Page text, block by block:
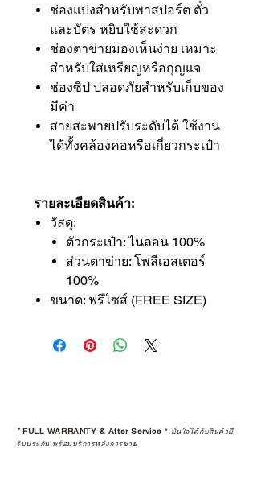
ช่องแบ่งสำหรับพาสปอร์ต ตั๋ว
และบัตร หยิบใช้สะดวก
ช่องตาข่ายมองเห็นง่าย เหมาะ
สำหรับใส่เหรียญหรือกุญแจ
ช่องซิป ปลอดภัยสำหรับเก็บของ
มีค่า
สายสะพายปรับระดับได้ ใช้งาน
ได้ทั้งคล้องคอหรือเกี่ยวกระเป๋า
รายละเอียดสินค้า:
วัสดุ:
ตัวกระเป๋า: ไนลอน 100%
ส่วนตาข่าย: โพลีเอสเตอร์
100%
ขนาด: ฟรีไซส์ (FREE SIZE)
*FULL WARRANTY & After Service * มั่นใจได้กับสินค้ามี
รับประกัน พร้อมบริการหลังการขาย